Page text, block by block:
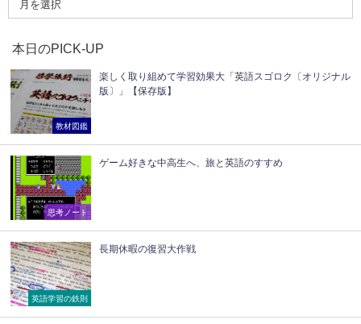
本日のPICK-UP
教材図鑑
楽しく取り組めて学習効果大「英語スゴロク〔オリジナル
版〕」【保存版】
思考ノート
ゲーム好きな中高生へ、旅と英語のすすめ
英語学習の鉄則
長期休暇の復習大作戦